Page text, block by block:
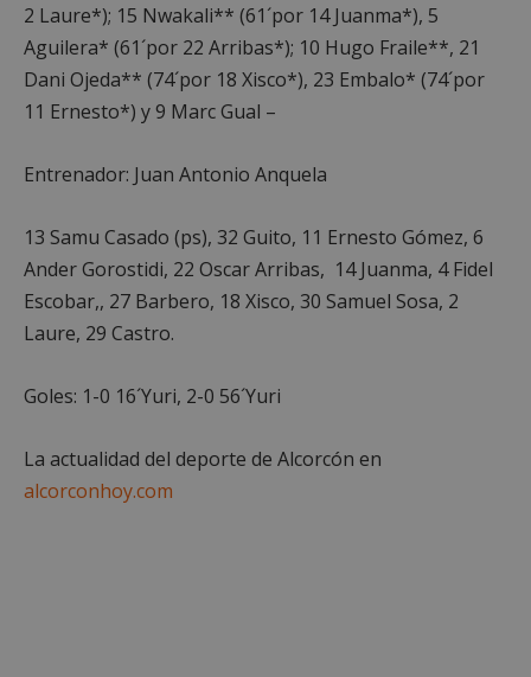
2 Laure*); 15 Nwakali** (61´por 14 Juanma*), 5
Aguilera* (61´por 22 Arribas*); 10 Hugo Fraile**, 21
Dani Ojeda** (74´por 18 Xisco*), 23 Embalo* (74´por
11 Ernesto*) y 9 Marc Gual –
Entrenador: Juan Antonio Anquela
13 Samu Casado (ps), 32 Guito, 11 Ernesto Gómez, 6
Ander Gorostidi, 22 Oscar Arribas, 14 Juanma, 4 Fidel
Escobar,, 27 Barbero, 18 Xisco, 30 Samuel Sosa, 2
Laure, 29 Castro.
Goles: 1-0 16´Yuri, 2-0 56´Yuri
La actualidad del deporte de Alcorcón en
alcorconhoy.com
Nombre
Proveedor /
Dominio
PHPSESSID
alcorconhoy.com